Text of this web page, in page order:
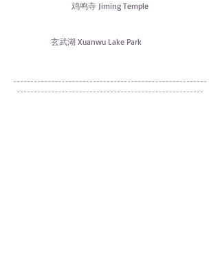
玄武湖 Xuanwu Lake Park
鸡鸣寺 Jiming Temple